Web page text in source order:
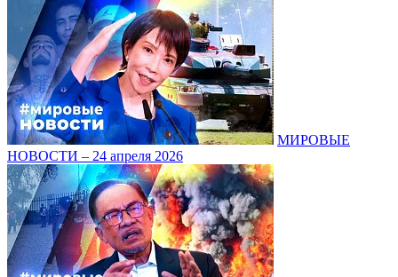
МИРОВЫЕ
НОВОСТИ – 24 апреля 2026